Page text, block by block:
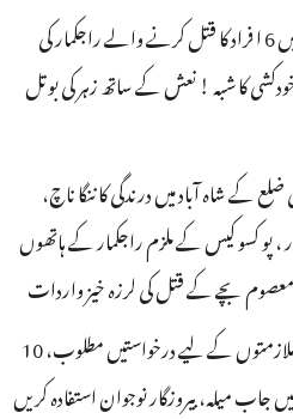
تلنگانہ : شاہ آباد میں 6 ا فراد کا قتل کرنے والے راجکمار کی
کا شبہ ! نعش کے ساتھ زہر کی بوتل
ضلع کے شاہ آباد میں درندگی کا ننگا ناچ،
پو کسو کیس کے ملزم راجکمار کے ہاتھوں
اپولو فارمیسی میں ملازمتوں کے لیے درخواستیں مطلوب، 10
میں جاب میلہ، بیروزگار نوجوان استفادہ کریں